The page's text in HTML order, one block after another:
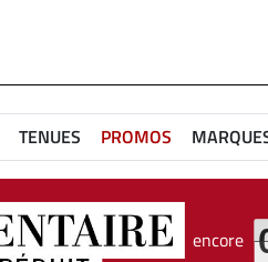
TENUES PROMOS
encore